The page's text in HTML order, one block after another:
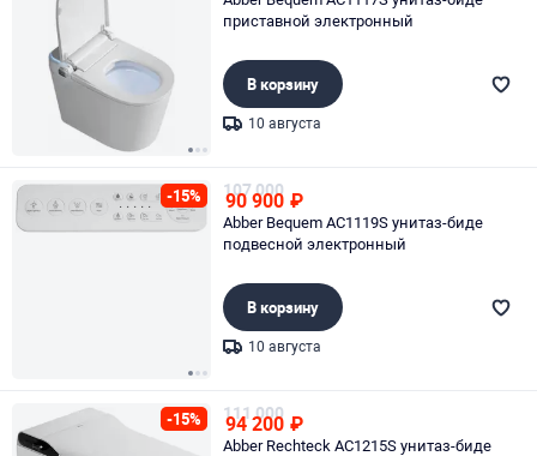
приставной электронный
В корзину
10 августа
-15% 107 000
90 900 ₽
Abber Bequem AC1119S унитаз-биде
подвесной электронный
В корзину
10 августа
-15% 111 000
94 200 ₽
Abber Rechteck AC1215S унитаз-биде